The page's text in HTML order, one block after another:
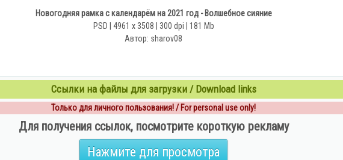
Новогодняя рамка с календарём на 2021 год - Волшебное сияние
PSD | 4961 х 3508 | 300 dpi | 181 Mb
Автор: sharov08
Ссылки на файлы для загрузки / Download links
Только для личного пользования! / For personal use only!
Для получения ссылок, посмотрите короткую рекламу
Нажмите для просмотра